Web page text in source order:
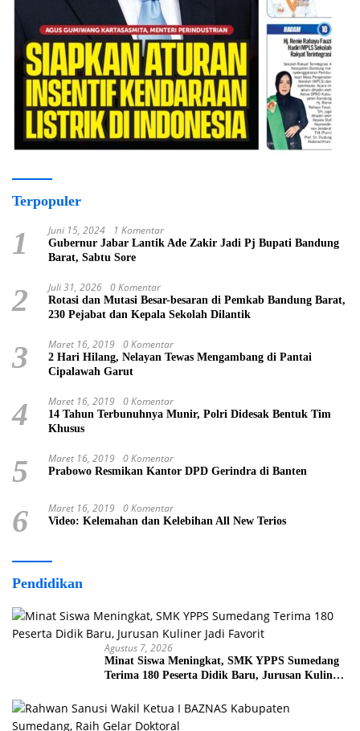
Terpopuler
1 Juni 15, 2024 1 Komentar
Gubernur Jabar Lantik Ade Zakir Jadi Pj Bupati Bandung
Barat, Sabtu Sore
2 Juli 31, 2026 0 Komentar
Rotasi dan Mutasi Besar-besaran di Pemkab Bandung Barat,
230 Pejabat dan Kepala Sekolah Dilantik
3 Maret 16, 2019 0 Komentar
2 Hari Hilang, Nelayan Tewas Mengambang di Pantai
Cipalawah Garut
4 Maret 16, 2019 0 Komentar
14 Tahun Terbunuhnya Munir, Polri Didesak Bentuk Tim
Khusus
5 Maret 16, 2019 0 Komentar
Prabowo Resmikan Kantor DPD Gerindra di Banten
6 Maret 16, 2019 0 Komentar
Video: Kelemahan dan Kelebihan All New Terios
Pendidikan
Agustus 7, 2026
Minat Siswa Meningkat, SMK YPPS Sumedang
Terima 180 Peserta Didik Baru, Jurusan Kuliner